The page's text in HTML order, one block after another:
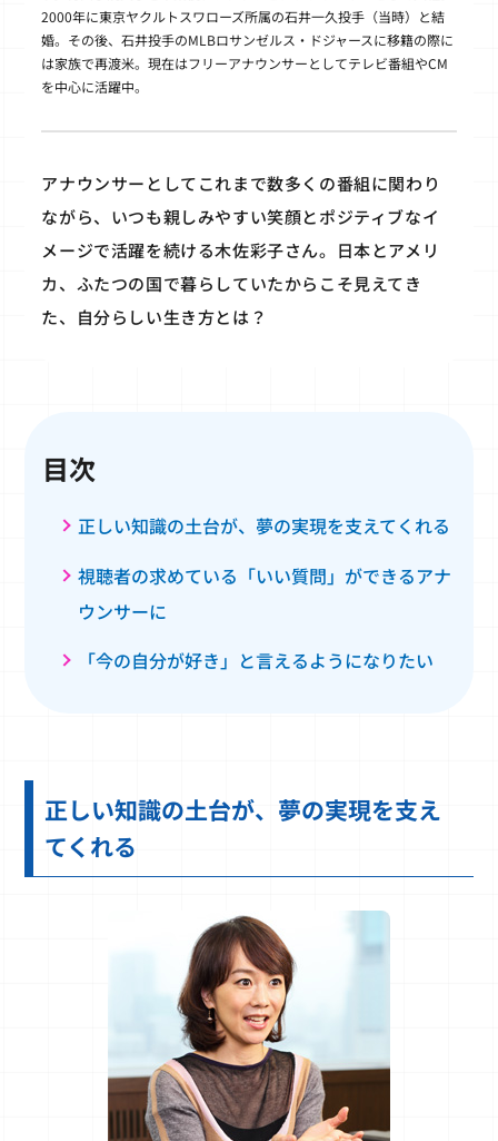
2000年に東京ヤクルトスワローズ所属の石井一久投手（当時）と結
婚。その後、石井投手のMLBロサンゼルス・ドジャースに移籍の際に
は家族で再渡米。現在はフリーアナウンサーとしてテレビ番組やCM
を中心に活躍中。
アナウンサーとしてこれまで数多くの番組に関わり
ながら、いつも親しみやすい笑顔とポジティブなイ
メージで活躍を続ける木佐彩子さん。日本とアメリ
カ、ふたつの国で暮らしていたからこそ見えてき
た、自分らしい生き方とは？
目次
正しい知識の土台が、夢の実現を支えてくれる
視聴者の求めている「いい質問」ができるアナ
ウンサーに
「今の自分が好き」と言えるようになりたい
正しい知識の土台が、夢の実現を支え
てくれる